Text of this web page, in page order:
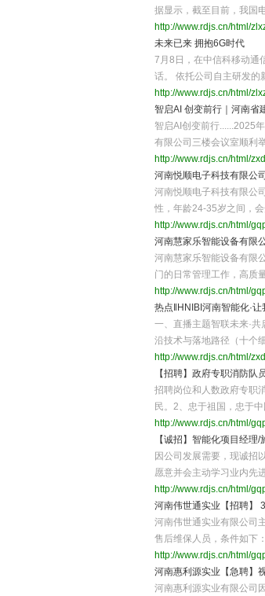
据显示，截至目前，我国
http://www.rdjs.cn/html/
未来已来 拥抱6G时代
7月8日，在中信科移动通
话。 依托公司自主研发的
http://www.rdjs.cn/html/
智启AI 创变前行｜河南省
智启AI创变前行......2025
有限公司三楼会议室顺利
http://www.rdjs.cn/html/
河南悦顺电子科技有限公
河南悦顺电子科技有限公
性，年龄24-35岁之间，
http://www.rdjs.cn/html/
河南慧家乐智能设备有限
河南慧家乐智能设备有限
门的日常管理工作，高质
http://www.rdjs.cn/html/
热点‖HNIBI河南智能化·
一、直播主题智联未来·
沿技术与落地路径（十个
http://www.rdjs.cn/html/
【招聘】政府专职消防队
招聘岗位和人数政府专职
民。2、忠于祖国，忠于
http://www.rdjs.cn/html/
【诚招】智能化项目经理
因公司发展需要，现诚招
愿意并会主动学习业内先
http://www.rdjs.cn/html/
河南伟世通实业【招聘】
河南伟世通实业有限公司
售后维保人员，条件如下
http://www.rdjs.cn/html/
河南惠利源实业【急聘】
河南惠利源实业有限公司